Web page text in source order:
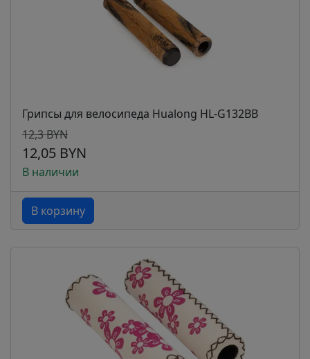
Грипсы для велосипеда Hualong HL-G132BB
12,3 BYN
12,05 BYN
В наличии
В корзину